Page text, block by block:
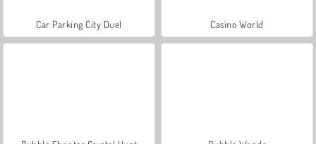
Car Parking City Duel Casino World